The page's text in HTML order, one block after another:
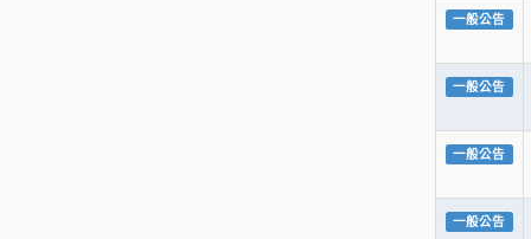
一般公告
一般公告
一般公告
一般公告